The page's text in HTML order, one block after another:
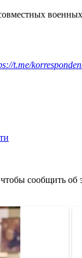
t.me/
сообщить об